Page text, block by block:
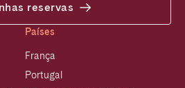
reservas
Países
França
Portugal